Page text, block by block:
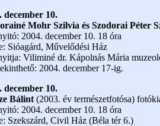
december 10.
Mohr Szilvia és Szodorai Péter
2004. december 10. 18 óra
Sióagárd, Művelődési Ház
Viliminé dr. Kápolnás Mária
2004. december 17-ig.
december 10.
Bálint(2003. év természetfotósa)
2004. december 10. 18 óra
Szekszárd, Civil Ház (Béla tér 6.)